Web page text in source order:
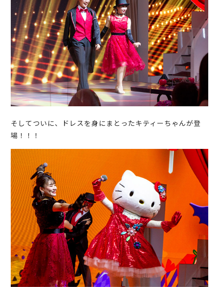
そしてついに、ドレスを身にまとったキティーちゃんが登
場！！！